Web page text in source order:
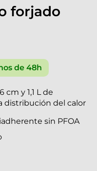
forjado
de 48h
cm y 1,1 L de
distribución del calor
sin PFOA